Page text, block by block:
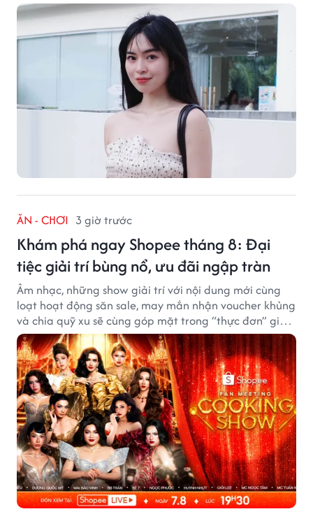
ĂN - CHƠI 3 giờ trước
Khám phá ngay Shopee tháng 8: Đại
tiệc giải trí bùng nổ, ưu đãi ngập tràn
Âm nhạc, những show giải trí với nội dung mới cùng
loạt hoạt động săn sale, may mắn nhận voucher khủng
và chia quỹ xu sẽ cùng góp mặt trong “thực đơn” giải
trí cuối tuần trên Shopee, diễn ra liên tiếp vào ngày
7/8 và 8/8.